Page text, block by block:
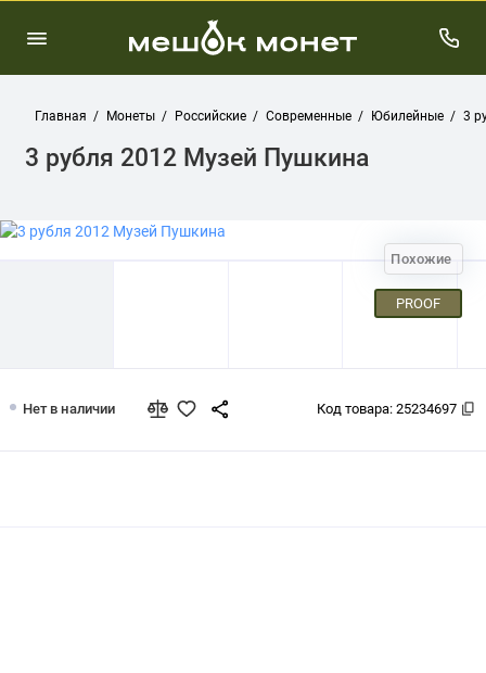
Главная Монеты Российские Современные Юбилейные 3
3 рубля 2012 Музей Пушкина
Похожие
PROOF
Нет в наличии Код товара: 25234697